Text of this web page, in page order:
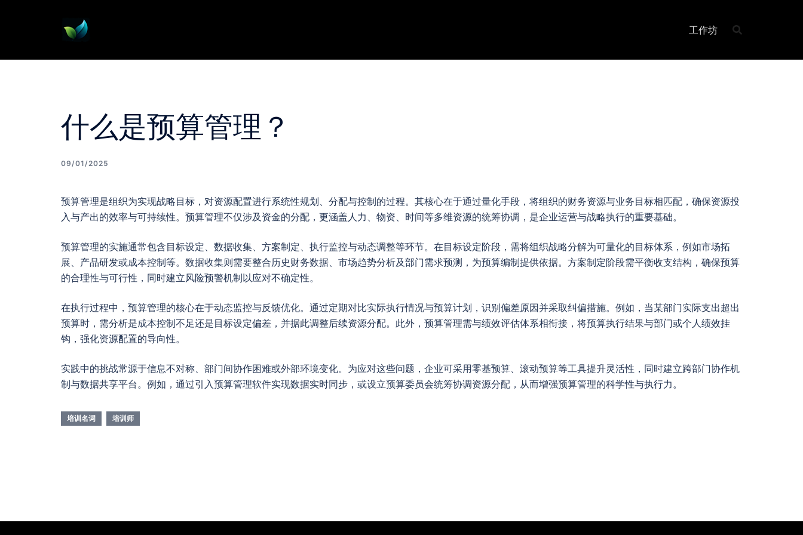
工作坊
什么是预算管理？
09/01/2025
预算管理是组织为实现战略目标，对资源配置进行系统性规划、分配与控制的过程。其核心在于通过量化手段，将组织的财务资源与业务目标相匹配，确保资源投
入与产出的效率与可持续性。预算管理不仅涉及资金的分配，更涵盖人力、物资、时间等多维资源的统筹协调，是企业运营与战略执行的重要基础。
预算管理的实施通常包含目标设定、数据收集、方案制定、执行监控与动态调整等环节。在目标设定阶段，需将组织战略分解为可量化的目标体系，例如市场拓
展、产品研发或成本控制等。数据收集则需要整合历史财务数据、市场趋势分析及部门需求预测，为预算编制提供依据。方案制定阶段需平衡收支结构，确保预算
的合理性与可行性，同时建立风险预警机制以应对不确定性。
在执行过程中，预算管理的核心在于动态监控与反馈优化。通过定期对比实际执行情况与预算计划，识别偏差原因并采取纠偏措施。例如，当某部门实际支出超出
预算时，需分析是成本控制不足还是目标设定偏差，并据此调整后续资源分配。此外，预算管理需与绩效评估体系相衔接，将预算执行结果与部门或个人绩效挂
钩，强化资源配置的导向性。
实践中的挑战常源于信息不对称、部门间协作困难或外部环境变化。为应对这些问题，企业可采用零基预算、滚动预算等工具提升灵活性，同时建立跨部门协作机
制与数据共享平台。例如，通过引入预算管理软件实现数据实时同步，或设立预算委员会统筹协调资源分配，从而增强预算管理的科学性与执行力。
培训名词 培训师